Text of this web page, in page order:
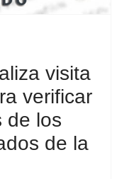
visita
verificar
de los
de la